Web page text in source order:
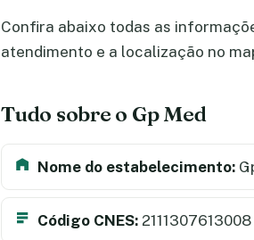
Confira abaixo todas as
atendimento e a localização no
Tudo sobre o Gp Med
Nome do estabelecimento:
Código CNES: 2111307613008